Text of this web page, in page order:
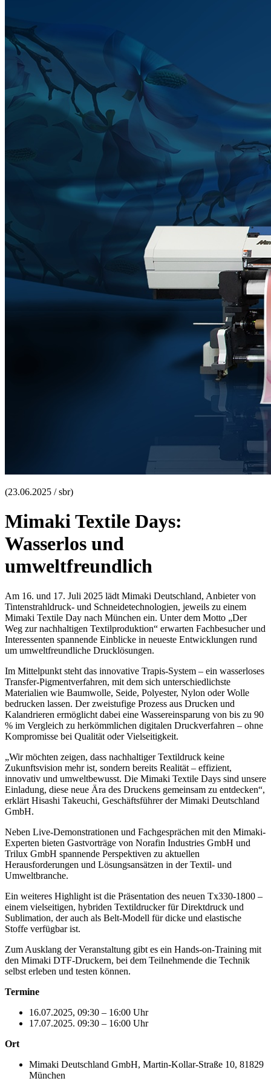
(23.06.2025 / sbr)
Mimaki Textile Days:
Wasserlos und
umweltfreundlich
Am 16. und 17. Juli 2025 lädt Mimaki Deutschland, Anbieter von
Tintenstrahldruck- und Schneidetechnologien, jeweils zu einem
Mimaki Textile Day nach München ein. Unter dem Motto „Der
Weg zur nachhaltigen Textilproduktion“ erwarten Fachbesucher und
Interessenten spannende Einblicke in neueste Entwicklungen rund
um umweltfreundliche Drucklösungen.
Im Mittelpunkt steht das innovative Trapis-System – ein wasserloses
Transfer-Pigmentverfahren, mit dem sich unterschiedlichste
Materialien wie Baumwolle, Seide, Polyester, Nylon oder Wolle
bedrucken lassen. Der zweistufige Prozess aus Drucken und
Kalandrieren ermöglicht dabei eine Wassereinsparung von bis zu 90
% im Vergleich zu herkömmlichen digitalen Druckverfahren – ohne
Kompromisse bei Qualität oder Vielseitigkeit.
„Wir möchten zeigen, dass nachhaltiger Textildruck keine
Zukunftsvision mehr ist, sondern bereits Realität – effizient,
innovativ und umweltbewusst. Die Mimaki Textile Days sind unsere
Einladung, diese neue Ära des Druckens gemeinsam zu entdecken“,
erklärt Hisashi Takeuchi, Geschäftsführer der Mimaki Deutschland
GmbH.
Neben Live-Demonstrationen und Fachgesprächen mit den Mimaki-
Experten bieten Gastvorträge von Norafin Industries GmbH und
Trilux GmbH spannende Perspektiven zu aktuellen
Herausforderungen und Lösungsansätzen in der Textil- und
Umweltbranche.
Ein weiteres Highlight ist die Präsentation des neuen Tx330-1800 –
einem vielseitigen, hybriden Textildrucker für Direktdruck und
Sublimation, der auch als Belt-Modell für dicke und elastische
Stoffe verfügbar ist.
Zum Ausklang der Veranstaltung gibt es ein Hands-on-Training mit
den Mimaki DTF-Druckern, bei dem Teilnehmende die Technik
selbst erleben und testen können.
Termine
16.07.2025, 09:30 – 16:00 Uhr
17.07.2025. 09:30 – 16:00 Uhr
Ort
Mimaki Deutschland GmbH, Martin-Kollar-Straße 10, 81829
München